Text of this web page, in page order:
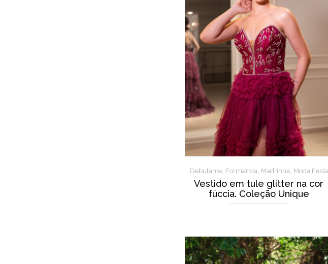
Debutante, Formanda, Madrinha, Moda Festa
Vestido em tule glitter na cor
fúccia. Coleção Unique